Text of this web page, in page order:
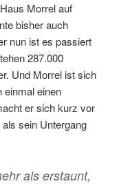
Morrel auf
bisher auch
nun ist es passiert
287.000
Und Morrel ist sich
einmal einen
er sich kurz vor
sein Untergang
als erstaunt,